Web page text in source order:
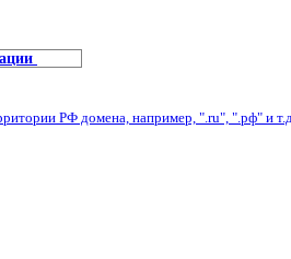
РФ домена, например, ".ru", ".рф" и